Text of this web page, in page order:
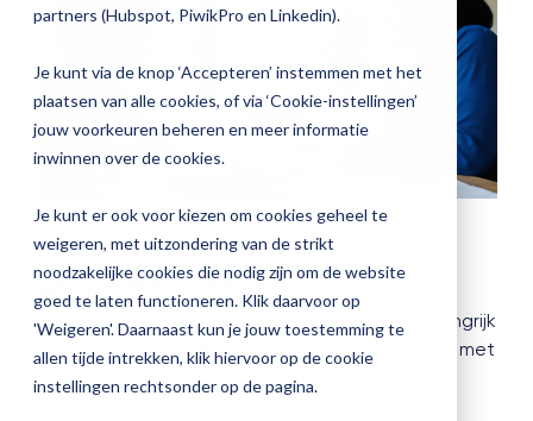
partners (Hubspot, PiwikPro en Linkedin).
Je kunt via de knop ‘Accepteren’ instemmen met het
plaatsen van alle cookies, of via ‘Cookie-instellingen’
jouw voorkeuren beheren en meer informatie
inwinnen over de cookies.
Je kunt er ook voor kiezen om cookies geheel te
weigeren, met uitzondering van de strikt
noodzakelijke cookies die nodig zijn om de website
goed te laten functioneren. Klik daarvoor op
'Weigeren'. Daarnaast kun je jouw toestemming te
allen tijde intrekken, klik hiervoor op de cookie
instellingen rechtsonder op de pagina.
kwaliteit
van
jouw
inrichting.
aan
Meedenken in het
gebruikerspanel
Jouw ervaring telt. Daarom vinden we het belangrijk
om goed te luisteren naar mensen die dagelijks met
Magister werken. Zo kunnen we onze